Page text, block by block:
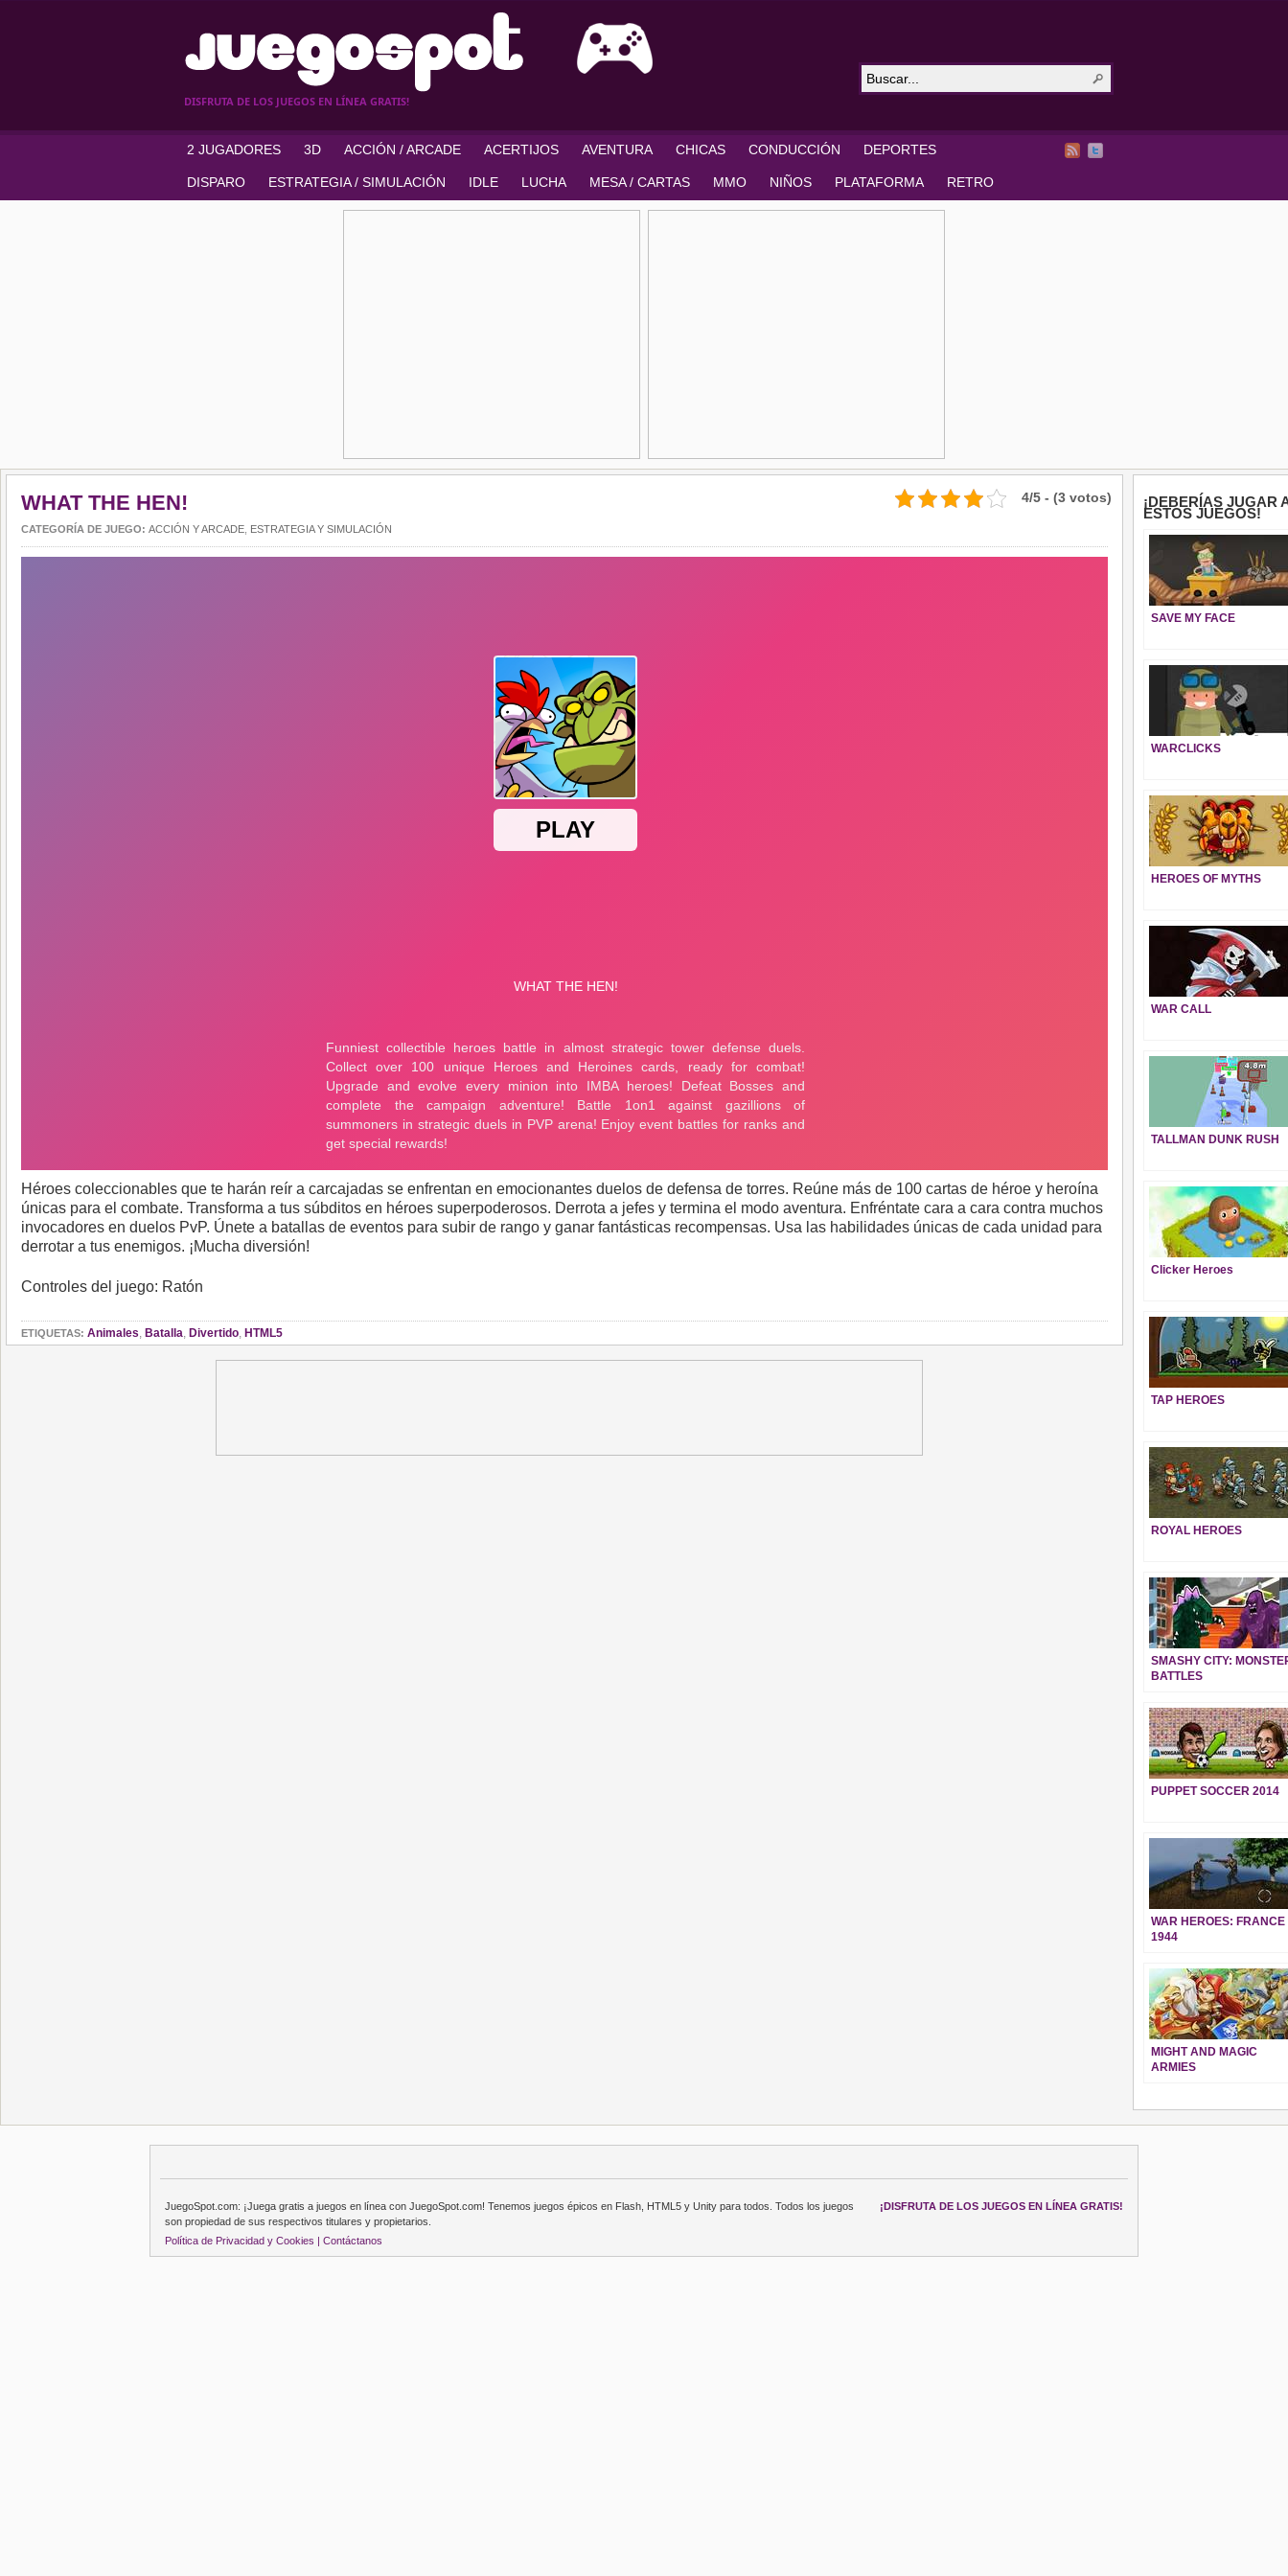
DISFRUTA DE LOS JUEGOS EN LÍNEA GRATIS!
2 JUGADORES 3D ACCIÓN / ARCADE ACERTIJOS AVENTURA CHICAS CONDUCCIÓN DEPORTES
DISPARO ESTRATEGIA / SIMULACIÓN IDLE LUCHA MESA / CARTAS MMO NIÑOS PLATAFORMA RETRO
4/5 - (3 votos)
WHAT THE HEN!
CATEGORÍA DE JUEGO: ACCIÓN Y ARCADE ESTRATEGIA Y SIMULACIÓN
Héroes coleccionables que te harán reír a carcajadas se enfrentan en emocionantes duelos de defensa de torres. Reúne más de 100 cartas de héroe y heroína
únicas para el combate. Transforma a tus súbditos en héroes superpoderosos. Derrota a jefes y termina el modo aventura. Enfréntate cara a cara contra muchos
invocadores en duelos PvP. Únete a batallas de eventos para subir de rango y ganar fantásticas recompensas. Usa las habilidades únicas de cada unidad para
derrotar a tus enemigos. ¡Mucha diversión!
Controles del juego: Ratón
ETIQUETAS: Animales, Batalla, Divertido, HTML5
¡DEBERÍAS JUGAR
ESTOS JUEGOS!
SAVE MY FACE
WARCLICKS
HEROES OF MYTHS
WAR CALL
TALLMAN DUNK RUSH
Clicker Heroes
TAP HEROES
ROYAL HEROES
SMASHY CITY:
BATTLES
PUPPET SOCCER 2014
WAR HEROES: FRANCE
1944
MIGHT AND MAGIC
ARMIES
¡DISFRUTA DE LOS JUEGOS EN LÍNEA GRATIS!
JuegoSpot.com: ¡Juega gratis a juegos en línea con JuegoSpot.com! Tenemos juegos épicos en Flash, HTML5 y Unity para todos. Todos los juegos
son propiedad de sus respectivos titulares y propietarios.
Política de Privacidad y Cookies | Contáctanos